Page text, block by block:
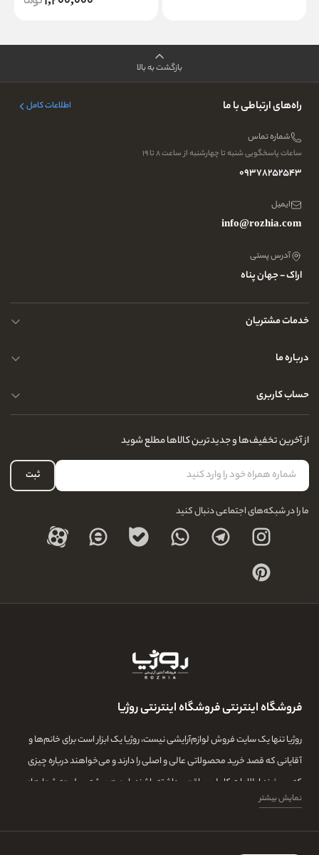
بازگشت به بالا
راه‌های ارتباطی با ما اطلاعات کامل
شماره تماس
ساعات پاسخگویی شنبه تا چهارشنبه از ساعت ۸ تا ۱۹
09378252543
ایمیل
info@rozhia.com
آدرس پستی
اراک - جهان پناه
خدمات مشتریان
حریم خصوصی کاربران
تماس با ما
درباره ما
سوالات متداول
آدرس فروشگاه
نحوه ارسال کالا
نحوه بازگشت کالا
درباره ما
حساب کاربری
لیست علاقه‌مندی
حساب کاربری
از آخرین تخفیف‌ها و جدیدترین کالاها مطلع شوید
ثبت
ما را در شبکه‌های اجتماعی دنبال کنید
فروشگاه اینترنتی فروشگاه اینترنتی روژیا
روژیا تنها یک سایت فروش لوازم‌آرایشی نیست، روژیا یک ابزار است برای خانم‌ها و
آقایانی که قصد خرید محصولاتی عالی و اصلی را دارند و می‌خواهند درباره چیزی
که می‌خرند اطلاعات کامل و واقعی داشته باشند. این همیشه سرلوحه شعارهای
روژیا بوده و ما در این مجموعه تمامی تلاشمان این است که مشتری‌هایمان بتوانند
نمایش بیشتر